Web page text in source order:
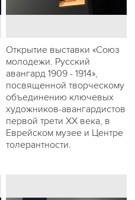
Открытие выставки «Союз
молодежи. Русский
авангард 1909 - 1914»,
посвященной творческому
объединению ключевых
художников-авангардистов
первой трети ХХ века, в
Еврейском музее и Центре
толерантности.